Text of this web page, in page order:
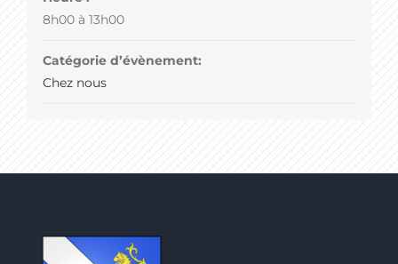
8h00 à 13h00
Catégorie d’évènement:
Chez nous